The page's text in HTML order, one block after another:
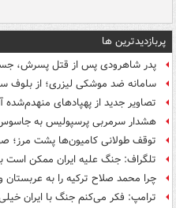
پربازدیدترین ها
پدر شاهرودی پس از قتل پسرش،
سامانه ضد موشکی لیزری؛ از بلوف
تصاویر جدید از پهپادهای منهدم‌شده
هشدار سرمربی پرسپولیس به
توقف طولانی کامیون‌ها پشت مرز؛
تلگراف: جنگ علیه ایران ممکن است
چرا محمد صلاح ترکیه را به عربستان
ترامپ: فکر می‌کنم جنگ با ایران خیلی